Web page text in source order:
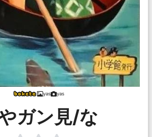
yas yas
ガン見/な